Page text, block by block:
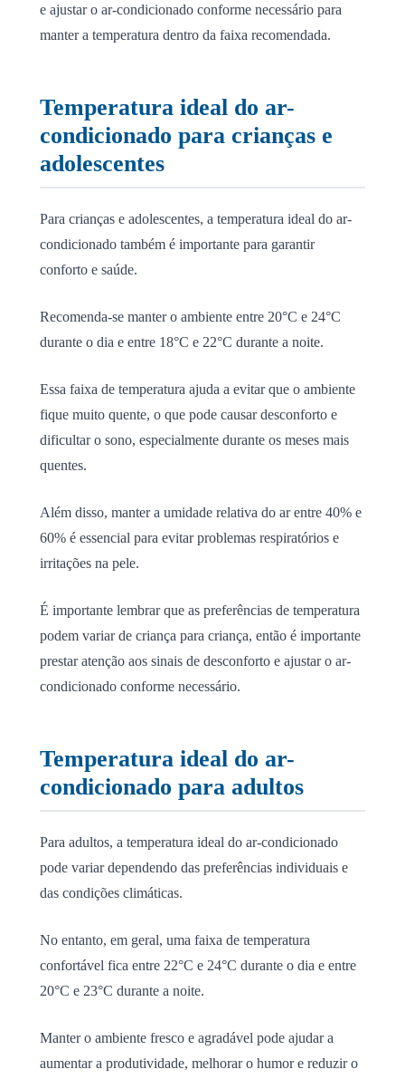
e ajustar o ar-condicionado conforme necessário para
manter a temperatura dentro da faixa recomendada.
Temperatura ideal do ar-
condicionado para crianças e
adolescentes
Para crianças e adolescentes, a temperatura ideal do ar-
condicionado também é importante para garantir
conforto e saúde.
Recomenda-se manter o ambiente entre 20°C e 24°C
durante o dia e entre 18°C e 22°C durante a noite.
Essa faixa de temperatura ajuda a evitar que o ambiente
fique muito quente, o que pode causar desconforto e
dificultar o sono, especialmente durante os meses mais
quentes.
Além disso, manter a umidade relativa do ar entre 40% e
60% é essencial para evitar problemas respiratórios e
irritações na pele.
É importante lembrar que as preferências de temperatura
podem variar de criança para criança, então é importante
prestar atenção aos sinais de desconforto e ajustar o ar-
condicionado conforme necessário.
Temperatura ideal do ar-
condicionado para adultos
Para adultos, a temperatura ideal do ar-condicionado
pode variar dependendo das preferências individuais e
das condições climáticas.
No entanto, em geral, uma faixa de temperatura
confortável fica entre 22°C e 24°C durante o dia e entre
20°C e 23°C durante a noite.
Manter o ambiente fresco e agradável pode ajudar a
aumentar a produtividade, melhorar o humor e reduzir o